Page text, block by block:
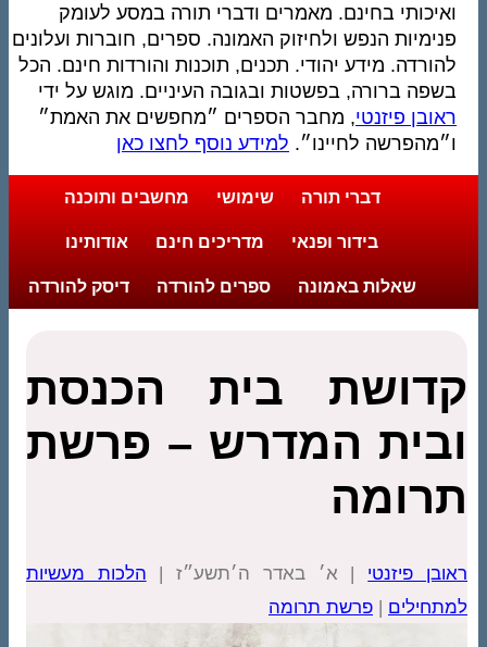
ואיכותי בחינם. מאמרים ודברי תורה במסע לעומק
פנימיות הנפש ולחיזוק האמונה. ספרים, חוברות ועלונים
להורדה. מידע יהודי. תכנים, תוכנות והורדות חינם. הכל
בשפה ברורה, בפשטות ובגובה העיניים. מוגש על ידי
ראובן פיזנטי, מחבר הספרים ״מחפשים את האמת״
ו״מהפרשה לחיינו״. למידע נוסף לחצו כאן
דברי תורה שימושי מחשבים ותוכנה
בידור ופנאי מדריכים חינם אודותינו
שאלות באמונה ספרים להורדה דיסק להורדה
קדושת בית הכנסת
ובית המדרש – פרשת
תרומה
ראובן פיזנטי | א׳ באדר ה׳תשע״ז | הלכות מעשיות
למתחילים | פרשת תרומה